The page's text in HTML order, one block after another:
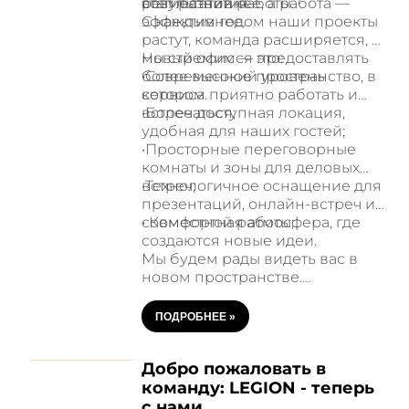
эффективнее.
С каждым годом наши проекты
растут, команда расширяется, и
мы стремимся предоставлять
более высокий уровень
сервиса.
Новый офис — это:
•Современное пространство, в
котором приятно работать и
встречаться;
•Более доступная локация,
удобная для наших гостей;
•Просторные переговорные
комнаты и зоны для деловых
встреч;
•Технологичное оснащение для
презентаций, онлайн-встреч и
совместной работы;
• Комфортная атмосфера, где
создаются новые идеи.
Мы будем рады видеть вас в
новом пространстве.
встретиться с нашей командой
или просто загляните в гости —
для вас.
ПОДРОБНЕЕ »
Добро пожаловать в
команду: LEGION - теперь